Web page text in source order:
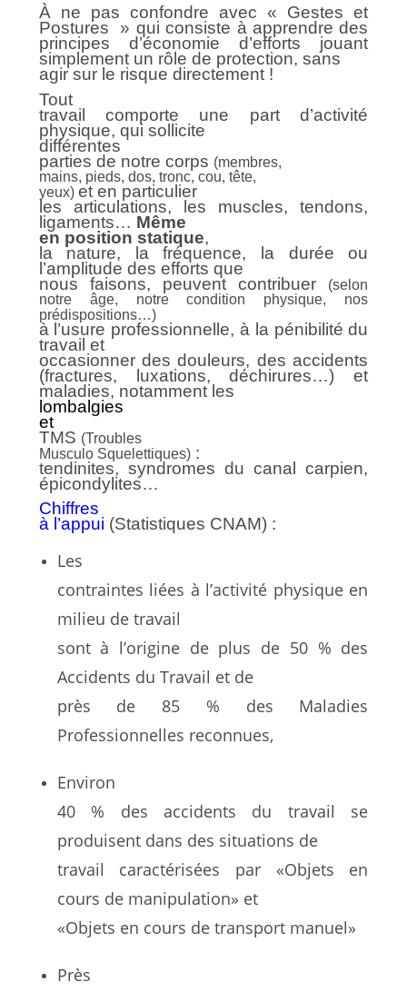
À ne pas confondre avec « Gestes et
Postures » qui consiste à apprendre des
principes d’économie d’efforts jouant
simplement un rôle de protection, sans
agir sur le risque directement !
Tout
travail comporte une part d’activité
physique, qui sollicite
différentes
parties de notre corps (membres,
mains, pieds, dos, tronc, cou, tête,
yeux) et en particulier
les articulations, les muscles, tendons,
ligaments… Même
en position statique,
la nature, la fréquence, la durée ou
l’amplitude des efforts que
nous faisons, peuvent contribuer
(selon
notre âge, notre condition physique, nos
prédispositions…)
à l’usure professionnelle, à la pénibilité du
travail et
occasionnerdes douleurs, des accidents
(fractures, luxations, déchirures…) et
maladies, notamment les
lombalgies
et
TMS (Troubles
Musculo Squelettiques):
tendinites, syndromes du canal carpien,
épicondylites…
Chiffres
à l’appui (Statistiques CNAM) :
Les
contraintes liées à l’activité physique en
milieu de travail
sont à l’origine de plus de 50 % des
Accidents du Travail et de
près de 85 % des Maladies
Professionnelles reconnues,
Environ
40 % des accidents du travail se
produisent dans des situations de
travail caractérisées par «Objets en
cours de manipulation» et
«Objets en cours de transport manuel»
Près